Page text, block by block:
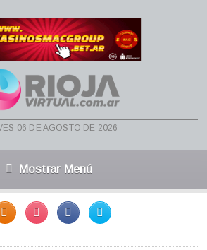
06 de agosto de 2026
Mostrar Menú